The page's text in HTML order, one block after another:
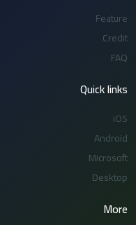
Feature
Credit
FAQ
Quick links
iOS
Android
Microsoft
Desktop
More